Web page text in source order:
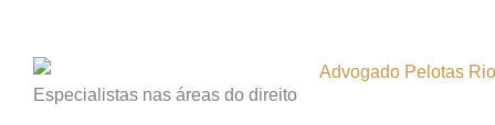
Especialistas nas áreas do direito